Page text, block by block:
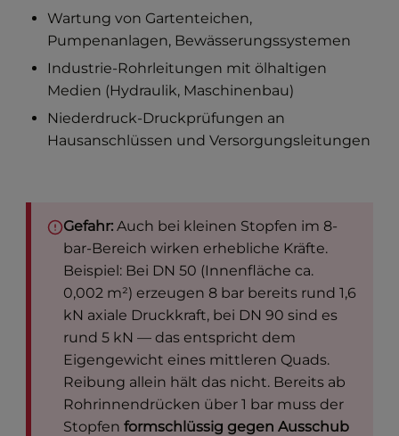
Wartung von Gartenteichen,
Pumpenanlagen, Bewässerungssystemen
Industrie-Rohrleitungen mit ölhaltigen
Medien (Hydraulik, Maschinenbau)
Niederdruck-Druckprüfungen an
Hausanschlüssen und Versorgungsleitungen
Gefahr: Auch bei kleinen Stopfen im 8-
bar-Bereich wirken erhebliche Kräfte.
Beispiel: Bei DN 50 (Innenfläche ca.
0,002 m²) erzeugen 8 bar bereits rund 1,6
kN axiale Druckkraft, bei DN 90 sind es
rund 5 kN — das entspricht dem
Eigengewicht eines mittleren Quads.
Reibung allein hält das nicht. Bereits ab
Rohrinnendrücken über 1 bar muss der
Stopfenformschlüssig gegen Ausschub